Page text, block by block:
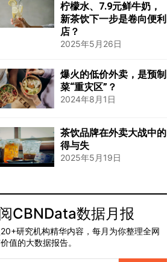
柠檬水、7.9元鲜牛奶，
新茶饮下一步是卷向便利
店？
2025年5月26日
爆火的低价外卖，是预制
菜“重灾区”？
2024年8月1日
茶饮品牌在外卖大战中的
得与失
2025年5月19日
CBNData数据月报
研究机构精华内容，每月为你整理全网
值的大数据报告。